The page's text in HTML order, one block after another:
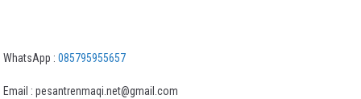
WhatsApp : 085795955657
Email : pesantrenmaqi.net@gmail.com